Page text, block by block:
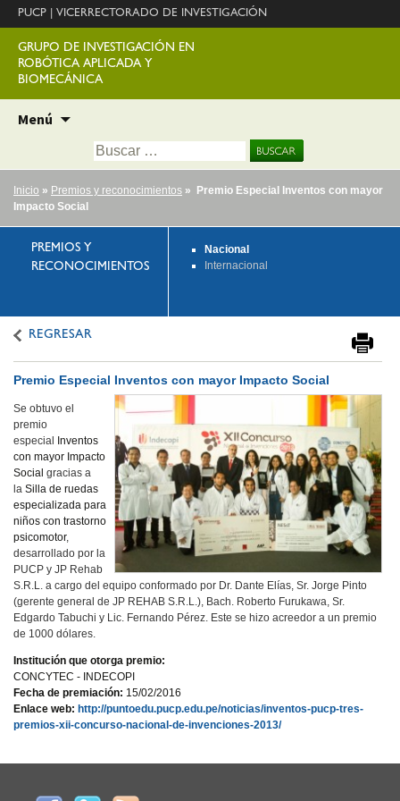
PUCP VICERRECTORADO DE INVESTIGACIÓN
GRUPO DE INVESTIGACIÓN EN
ROBÓTICA APLICADA Y
BIOMECÁNICA
Menú
contenido
Buscar:
Inicio » Premios y reconocimientos » Premio Especial Inventos con mayor
Impacto Social
PREMIOS Y
RECONOCIMIENTOS
Nacional
Internacional
REGRESAR
Premio Especial Inventos con mayor Impacto Social
Se obtuvo el
premio
especial
Inventos
con mayor Impacto
Social gracias a
la Silla de ruedas
especializada para
niños con trastorno
psicomotor,
desarrollado por la
PUCP y JP Rehab
S.R.L. a cargo del equipo conformado por Dr. Dante Elías, Sr. Jorge Pinto
(gerente general de JP REHAB S.R.L.), Bach. Roberto Furukawa, Sr.
Edgardo Tabuchi y Lic. Fernando Pérez. Este se hizo acreedor a un premio
de 1000 dólares.
Institución que otorga premio:
CONCYTEC - INDECOPI
Fecha de premiación: 15/02/2016
Enlace web: http://puntoedu.pucp.edu.pe/noticias/inventos-pucp-tres-
premios-xii-concurso-nacional-de-invenciones-2013/